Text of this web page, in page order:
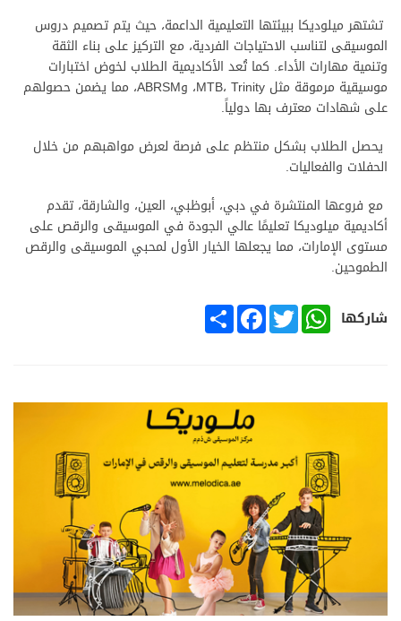
تشتهر ميلوديكا ببيئتها التعليمية الداعمة، حيث يتم تصميم دروس
الموسيقى لتناسب الاحتياجات الفردية، مع التركيز على بناء الثقة
وتنمية مهارات الأداء. كما تُعد الأكاديمية الطلاب لخوض اختبارات
موسيقية مرموقة مثل MTB، Trinity، وABRSM، مما يضمن حصولهم
على شهادات معترف بها دولياً.
يحصل الطلاب بشكل منتظم على فرصة لعرض مواهبهم من خلال
الحفلات والفعاليات.
مع فروعها المنتشرة في دبي، أبوظبي، العين، والشارقة، تقدم
أكاديمية ميلوديكا تعليمًا عالي الجودة في الموسيقى والرقص على
مستوى الإمارات، مما يجعلها الخيار الأول لمحبي الموسيقى والرقص
الطموحين.
شاركها SHARE
FACEBOOKTWITTER
WHATSAPP